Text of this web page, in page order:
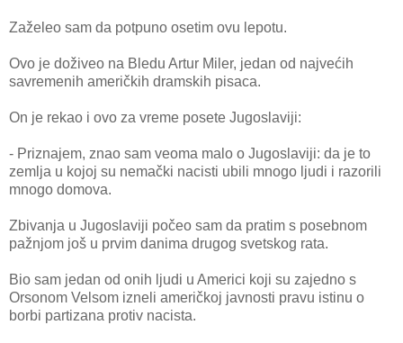
Zaželeo sam da potpuno osetim ovu lepotu.
Ovo je doživeo na Bledu Artur Miler, jedan od najvećih
savremenih američkih dramskih pisaca.
On je rekao i ovo za vreme posete Jugoslaviji:
- Priznajem, znao sam veoma malo o Jugoslaviji: da je to
zemlja u kojoj su nemački nacisti ubili mnogo ljudi i razorili
mnogo domova.
Zbivanja u Jugoslaviji počeo sam da pratim s posebnom
pažnjom još u prvim danima drugog svetskog rata.
Bio sam jedan od onih ljudi u Americi koji su zajedno s
Orsonom Velsom izneli američkoj javnosti pravu istinu o
borbi partizana protiv nacista.